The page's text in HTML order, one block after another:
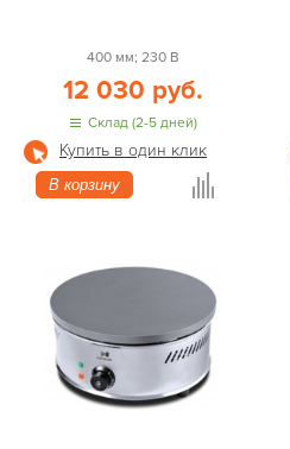
400 мм; 230 В
12 030 руб.
Склад (2-5 дней)
Купить в один клик
В корзину